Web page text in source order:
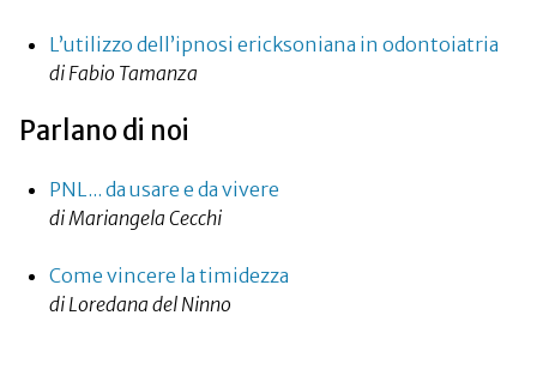
L’utilizzo dell’ipnosi ericksoniana in odontoiatria
di Fabio Tamanza
Parlano di noi
PNL... da usare e da vivere
di Mariangela Cecchi
Come vincere la timidezza
di Loredana del Ninno